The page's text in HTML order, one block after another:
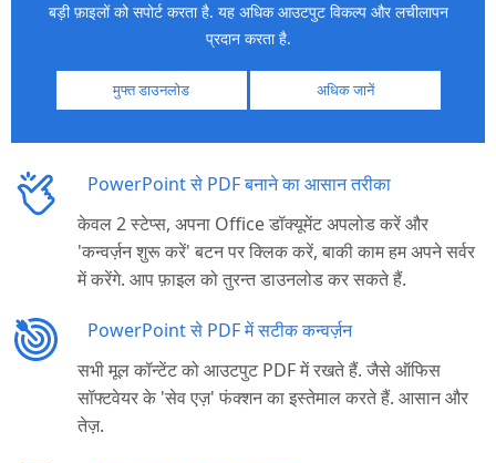
बड़ी फ़ाइलों को सपोर्ट करता है. यह अधिक आउटपुट विकल्प और लचीलापन
प्रदान करता है.
मुफ्त डाउनलोड अधिक जानें
PowerPoint से PDF बनाने का आसान तरीका
केवल 2 स्टेप्स, अपना Office डॉक्यूमेंट अपलोड करें और
'कन्वर्ज़न शुरू करें' बटन पर क्लिक करें, बाकी काम हम अपने सर्वर
में करेंगे. आप फ़ाइल को तुरन्त डाउनलोड कर सकते हैं.
PowerPoint से PDF में सटीक कन्वर्ज़न
सभी मूल कॉन्टेंट को आउटपुट PDF में रखते हैं. जैसे ऑफिस
सॉफ्टवेयर के 'सेव एज़' फंक्शन का इस्तेमाल करते हैं. आसान और
तेज़.